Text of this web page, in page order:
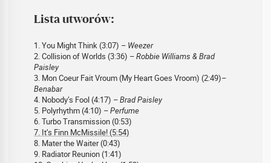
Lista utworów:
1. You Might Think (3:07) – Weezer
2. Collision of Worlds (3:36) – Robbie Williams & Brad
Paisley
3. Mon Coeur Fait Vroum (My Heart Goes Vroom) (2:49)–
Benabar
4. Nobody’s Fool (4:17) – Brad Paisley
5. Polyrhythm (4:10) – Perfume
6. Turbo Transmission (0:53)
7. It’s Finn McMissile! (5:54)
8. Mater the Waiter (0:43)
9. Radiator Reunion (1:41)